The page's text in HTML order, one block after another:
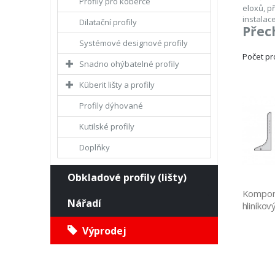
Dilatační profily
Systémové designové profily
Snadno ohýbatelné profily
Küberit lišty a profily
Profily dýhované
Kutilské profily
Doplňky
Obkladové profily (lišty)
Nářadí
Výprodej
eloxů,
Počet